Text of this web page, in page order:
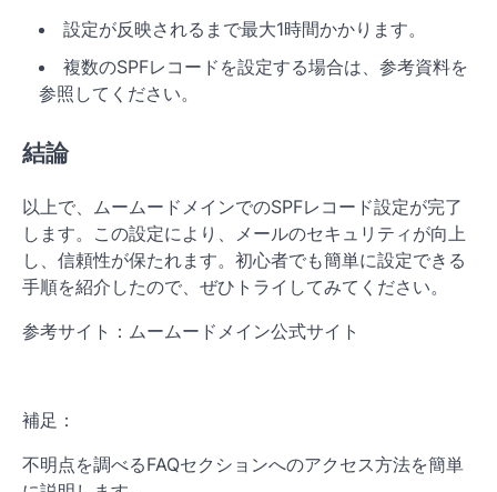
設定が反映されるまで最大1時間かかります。
複数のSPFレコードを設定する場合は、参考資料を
参照してください。
結論
以上で、ムームードメインでのSPFレコード設定が完了
します。この設定により、メールのセキュリティが向上
し、信頼性が保たれます。初心者でも簡単に設定できる
手順を紹介したので、ぜひトライしてみてください。
参考サイト：ムームードメイン公式サイト
補足：
不明点を調べるFAQセクションへのアクセス方法を簡単